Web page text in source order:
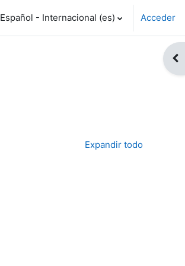
Español - Internacional ‎(es)‎ Acceder
Expandir todo